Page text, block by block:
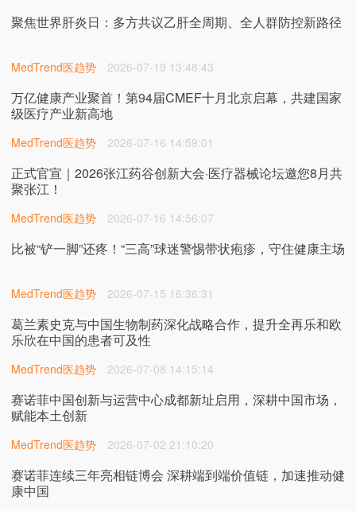
聚焦世界肝炎日：多方共议乙肝全周期、全人群防控新路径
MedTrend医趋势 2026-07-19 13:48:43
万亿健康产业聚首！第94届CMEF十月北京启幕，共建国家
级医疗产业新高地
MedTrend医趋势 2026-07-16 14:59:01
正式官宣｜2026张江药谷创新大会·医疗器械论坛邀您8月共
聚张江！
MedTrend医趋势 2026-07-16 14:56:07
比被“铲一脚”还疼！“三高”球迷警惕带状疱疹，守住健康主场
MedTrend医趋势 2026-07-15 16:36:31
葛兰素史克与中国生物制药深化战略合作，提升全再乐和欧
乐欣在中国的患者可及性
MedTrend医趋势 2026-07-08 14:15:14
赛诺菲中国创新与运营中心成都新址启用，深耕中国市场，
赋能本土创新
MedTrend医趋势 2026-07-02 21:10:20
赛诺菲连续三年亮相链博会 深耕端到端价值链，加速推动健
康中国